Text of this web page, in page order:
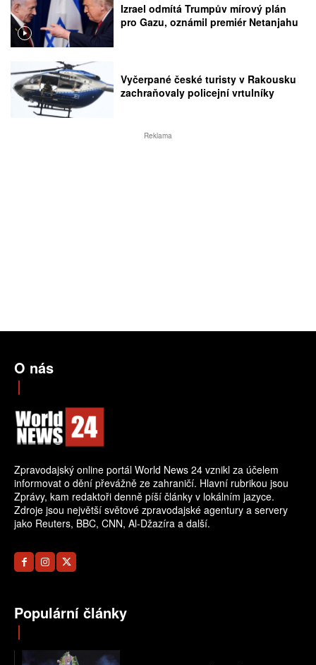
Izrael odmítá Trumpův mírový plán
pro Gazu, oznámil premiér Netanjahu
Vyčerpané české turisty v Rakousku
zachraňovaly policejní vrtulníky
Reklama
O nás
Zpravodajský online portál World News 24 vznikl za účelem
informovat o dění převážně ze zahraničí. Hlavní rubrikou jsou
Zprávy, kam redaktoři denně píší články v lokálním jazyce.
Zdroje jsou největší světové zpravodajské agentury a servery
jako Reuters, BBC, CNN, Al-Džazíra a další.
Populární články